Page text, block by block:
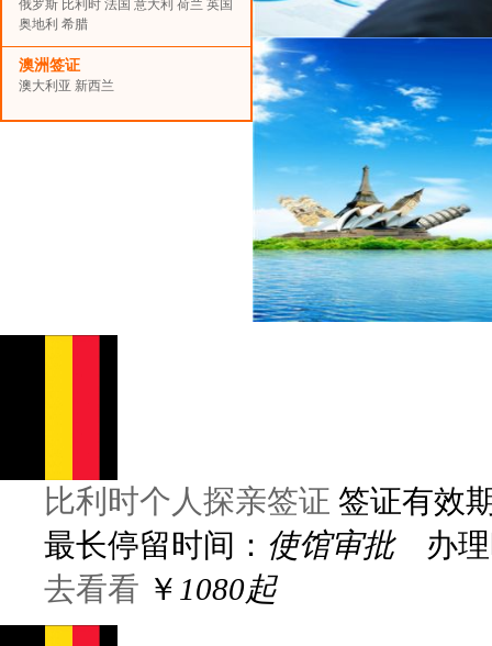
俄罗斯 比利时 法国 意大利 荷兰 英国
奥地利 希腊
澳洲签证
澳大利亚 新西兰
比利时个人探亲签证 签证有效
最长停留时间： 使馆审批办理
去看看 ￥ 1080起